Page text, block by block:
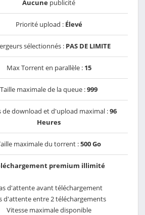
Aucune publicité
Priorité upload : Élevé
sélectionnés : PAS DE LIMITE
Max Torrent en parallèle : 15
Taille maximale de la queue :999
de download et d'upload maximal :96
Heures
maximale du torrent :500 Go
premium illimité
d'attente avant téléchargement
d'attente entre 2 téléchargements
Vitesse maximale disponible